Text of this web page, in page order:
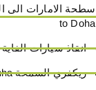
to Doha
انقاذ سيارات الفاية Car Rescue Al-Faya
ريكفري السمحة Recovery Al Samha